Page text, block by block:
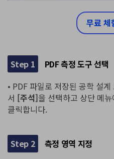
무료 체
Step 1
PDF 측정 도구 선택
• PDF 파일로 저장된 공학 설
서 [주석]을 선택하고 상단 메뉴
클릭합니다.
Step 2
측정 영역 지정